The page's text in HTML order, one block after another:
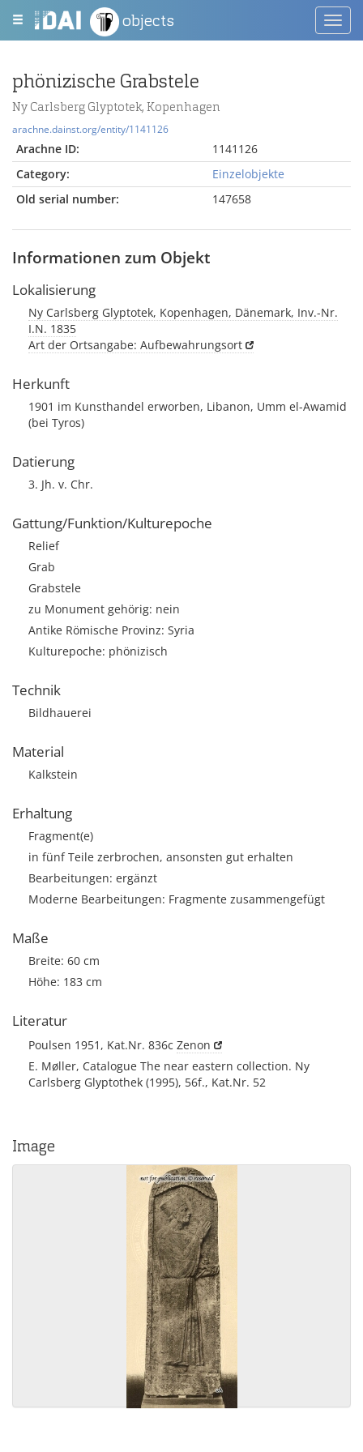
objects
phönizische Grabstele
Ny Carlsberg Glyptotek, Kopenhagen
arachne.dainst.org/entity/1141126
Arachne ID:
1141126
Category:
Einzelobjekte
Old serial number:
147658
Informationen zum Objekt
Lokalisierung
Ny Carlsberg Glyptotek, Kopenhagen, Dänemark, Inv.-Nr.
I.N. 1835
Art der Ortsangabe: Aufbewahrungsort
Herkunft
1901 im Kunsthandel erworben, Libanon, Umm el-Awamid
(bei Tyros)
Datierung
3. Jh. v. Chr.
Gattung/Funktion/Kulturepoche
Relief
Grab
Grabstele
zu Monument gehörig: nein
Antike Römische Provinz: Syria
Kulturepoche: phönizisch
Technik
Bildhauerei
Material
Kalkstein
Erhaltung
Fragment(e)
in fünf Teile zerbrochen, ansonsten gut erhalten
Bearbeitungen: ergänzt
Moderne Bearbeitungen: Fragmente zusammengefügt
Maße
Breite: 60 cm
Höhe: 183 cm
Literatur
Poulsen 1951, Kat.Nr. 836c Zenon
E. Møller, Catalogue The near eastern collection. Ny
Carlsberg Glyptothek (1995), 56f., Kat.Nr. 52
Image